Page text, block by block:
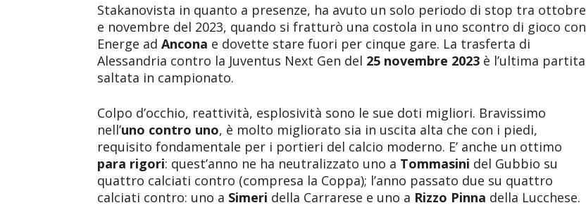
Stakanovista in quanto a presenze, ha avuto un solo periodo di stop tra ottobre
e novembre del 2023, quando si fratturò una costola in uno scontro di gioco con
Energe ad Ancona e dovette stare fuori per cinque gare. La trasferta di
Alessandria contro la Juventus Next Gen del 25 novembre 2023 è l’ultima partita
saltata in campionato.
Colpo d’occhio, reattività, esplosività sono le sue doti migliori. Bravissimo
nell’uno contro uno, è molto migliorato sia in uscita alta che con i piedi,
requisito fondamentale per i portieri del calcio moderno. E’ anche un ottimo
para rigori: quest’anno ne ha neutralizzato uno a Tommasini del Gubbio su
quattro calciati contro (compresa la Coppa); l’anno passato due su quattro
calciati contro: uno a Simeri della Carrarese e uno a Rizzo Pinna della Lucchese.